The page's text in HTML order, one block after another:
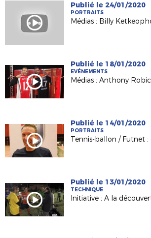
Publié le 24/01/2020
PORTRAITS
Publié le 18/01/2020
EVÉNEMENTS
Publié le 14/01/2020
PORTRAITS
Publié le 13/01/2020
TECHNIQUE